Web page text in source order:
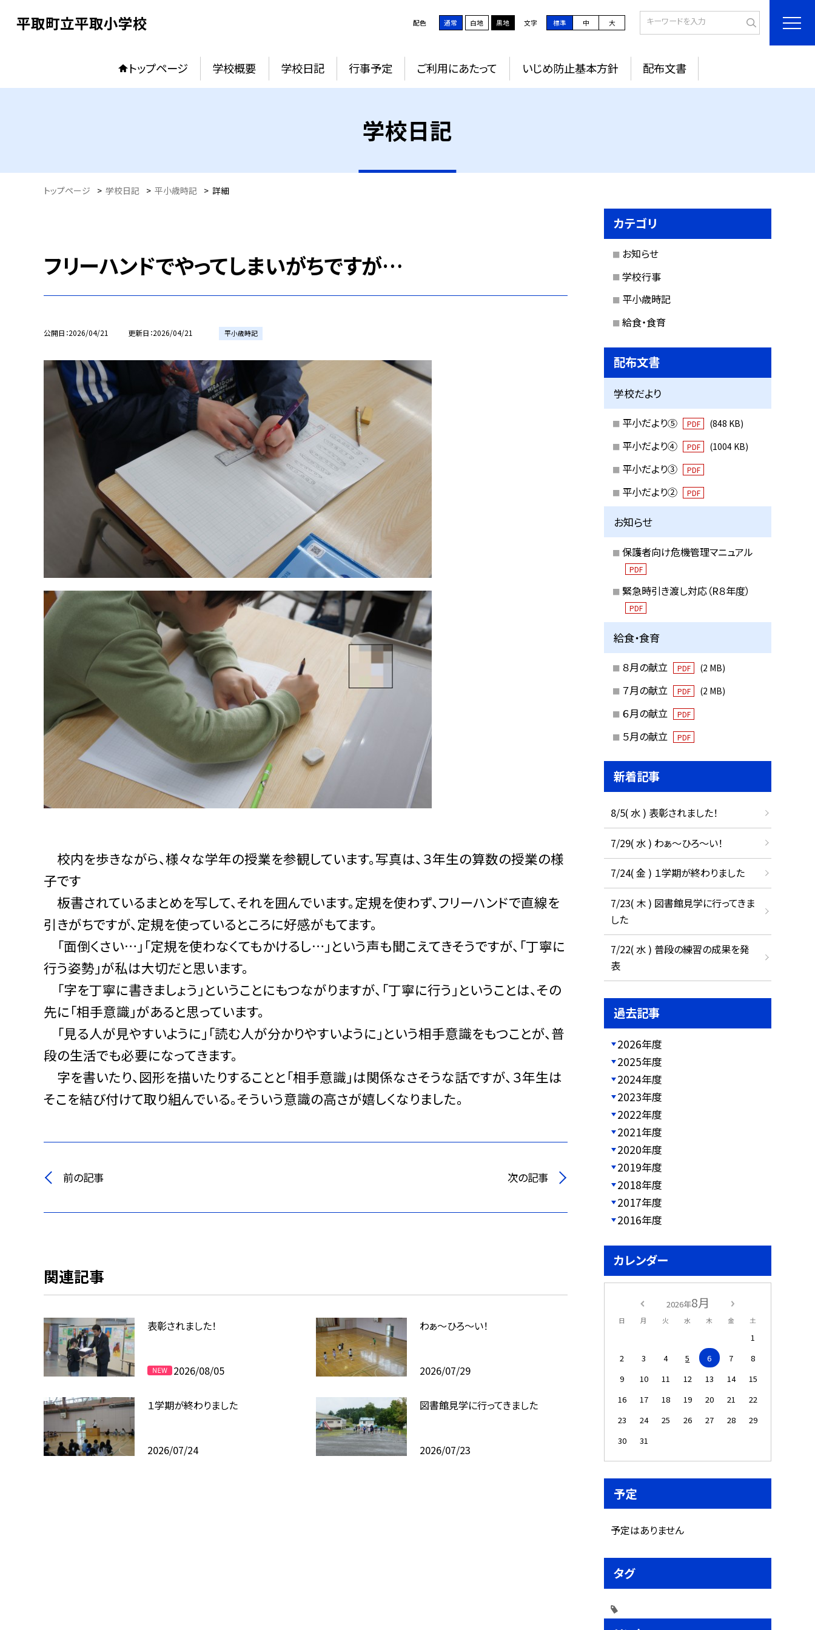
平取町立平取小学校 配色 通常 白地 黒地 文字 標準 中 大
トップページ 学校概要 学校日記 行事予定 ご利用にあたって いじめ防止基本方針 配布文書
学校日記
トップページ > 学校日記 > 平小歳時記 > 詳細
フリーハンドでやってしまいがちですが…
公開日 2026/04/21 更新日 2026/04/21 平小歳時記
校内を歩きながら、様々な学年の授業を参観しています。写真は、３年生の算数の授業の様
子です
板書されているまとめを写して、それを囲んでいます。定規を使わず、フリーハンドで直線を
引きがちですが、定規を使っているところに好感がもてます。
「面倒くさい…」「定規を使わなくてもかけるし…」という声も聞こえてきそうですが、「丁寧に
行う姿勢」が私は大切だと思います。
「字を丁寧に書きましょう」ということにもつながりますが、「丁寧に行う」ということは、その
先に「相手意識」があると思っています。
「見る人が見やすいように」「読む人が分かりやすいように」という相手意識をもつことが、普
段の生活でも必要になってきます。
字を書いたり、図形を描いたりすることと「相手意識」は関係なさそうな話ですが、３年生は
そこを結び付けて取り組んでいる。そういう意識の高さが嬉しくなりました。
前の記事 次の記事
関連記事
表彰されました！
2026/08/05
わぁ～ひろ～い！
2026/07/29
１学期が終わりました
2026/07/24
図書館見学に行ってきました
2026/07/23
カテゴリ
お知らせ
学校行事
平小歳時記
給食・食育
配布文書
学校だより
平小だより⑤ PDF (848 KB)
平小だより④ PDF (1004 KB)
平小だより③ PDF
平小だより② PDF
お知らせ
保護者向け危機管理マニュアル
PDF
緊急時引き渡し対応（R８年度）
PDF
給食・食育
８月の献立 PDF (2 MB)
７月の献立 PDF (2 MB)
６月の献立 PDF
５月の献立 PDF
新着記事
8/5( 水 ) 表彰されました！
7/29( 水 ) わぁ～ひろ～い！
7/24( 金 ) １学期が終わりました
7/23( 木 ) 図書館見学に行ってきま
した
7/22( 水 ) 普段の練習の成果を発
表
過去記事
2026年度
2025年度
2024年度
2023年度
2022年度
2021年度
2020年度
2019年度
2018年度
2017年度
2016年度
カレンダー
2026年8月
日 月 火 水 木 金 土
1
2
3 4 5 6 7
8
9
10 11 12 13 14
15
16
17 18 19 20 21
22
23
24 25 26 27 28
29
30
31
予定
予定はありません
タグ